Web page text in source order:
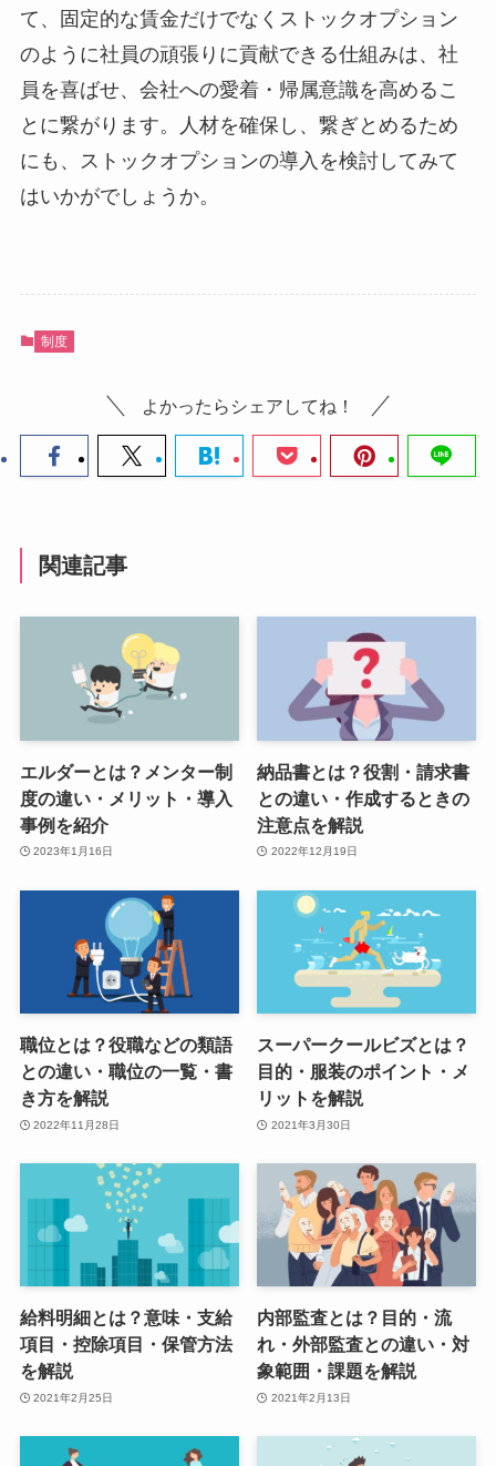
て、固定的な賃金だけでなくストックオプション
のように社員の頑張りに貢献できる仕組みは、社
員を喜ばせ、会社への愛着・帰属意識を高めるこ
とに繋がります。人材を確保し、繋ぎとめるため
にも、ストックオプションの導入を検討してみて
はいかがでしょうか。
制度
よかったらシェアしてね！
関連記事
エルダーとは？メンター制
度の違い・メリット・導入
事例を紹介
2023年1月16日
納品書とは？役割・請求書
との違い・作成するときの
注意点を解説
2022年12月19日
職位とは？役職などの類語
との違い・職位の一覧・書
き方を解説
2022年11月28日
スーパークールビズとは？
目的・服装のポイント・メ
リットを解説
2021年3月30日
給料明細とは？意味・支給
項目・控除項目・保管方法
を解説
2021年2月25日
内部監査とは？目的・流
れ・外部監査との違い・対
象範囲・課題を解説
2021年2月13日